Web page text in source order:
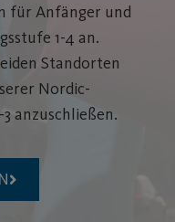
für Anfänger und
1-4 an.
Standorten
Nordic-
anzuschließen.